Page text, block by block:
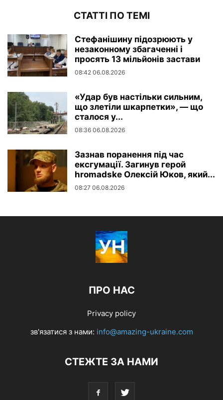
СТАТТІ ПО ТЕМІ
Стефанішину підозрюють у
незаконному збагаченні і
просять 13 мільйонів застави
08:42 06.08.2026
«Удар був настільки сильним,
що злетіли шкарпетки», — що
сталося у...
08:36 06.08.2026
Зазнав поранення під час
ексгумації. Загинув герой
hromadske Олексій Юков, який...
08:27 06.08.2026
ПРО НАС
Privacy policy
зв'язатися з нами: info@amazing-ukraine.com
СТЕЖТЕ ЗА НАМИ